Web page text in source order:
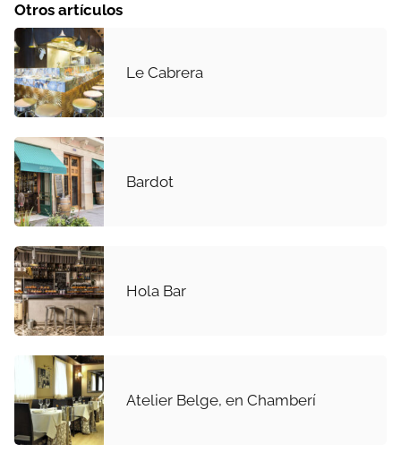
Otros artículos
Le Cabrera
Bardot
Hola Bar
Atelier Belge, en Chamberí